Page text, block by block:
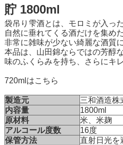
貯 1800ml
袋吊り雫酒とは、モロミが入っ
自然に垂れてくる酒だけを集め
非常に雑味が少ない綺麗な酒質
本品は、山田錦ならではの芳醇
味のふくらみを持ち、さらにキ
720mlはこちら
製造元
三和酒造株
内容量
1800ml
原材料
米、米麹
アルコール度数
16度
保管方法
直射日光を